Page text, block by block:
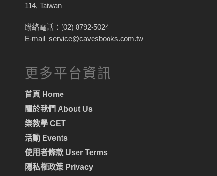
114, Taiwan
聯絡電話：(02) 8792-5024
E-mail: service@cavesbooks.com.tw
更多平台資訊
首頁 Home
關於我們 About Us
樂教學 CET
活動 Events
使用者條款 User Terms
隱私權政策 Privacy